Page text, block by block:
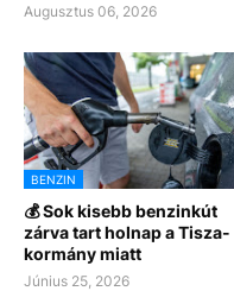
Augusztus 06, 2026
BENZIN
💰 Sok kisebb benzinkút
zárva tart holnap a Tisza-
kormány miatt
Június 25, 2026